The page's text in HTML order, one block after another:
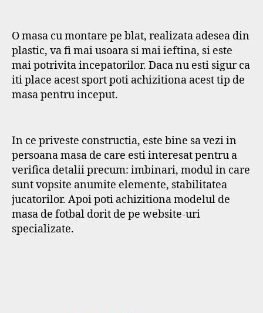
O masa cu montare pe blat, realizata adesea din
plastic, va fi mai usoara si mai ieftina, si este
mai potrivita incepatorilor. Daca nu esti sigur ca
iti place acest sport poti achizitiona acest tip de
masa pentru inceput.
In ce priveste constructia, este bine sa vezi in
persoana masa de care esti interesat pentru a
verifica detalii precum: imbinari, modul in care
sunt vopsite anumite elemente, stabilitatea
jucatorilor. Apoi poti achizitiona modelul de
masa de fotbal dorit de pe website-uri
specializate.